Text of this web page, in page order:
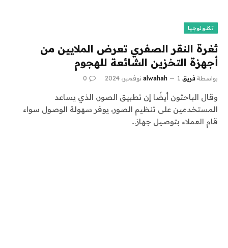
تكنولوجيا
ثغرة النقر الصفري تعرض الملايين من
أجهزة التخزين الشائعة للهجوم
بواسطة فريق alwahah 1 نوفمبر، 2024 0
وقال الباحثون أيضًا إن تطبيق الصور، الذي يساعد
المستخدمين على تنظيم الصور، يوفر سهولة الوصول سواء
قام العملاء بتوصيل جهاز…